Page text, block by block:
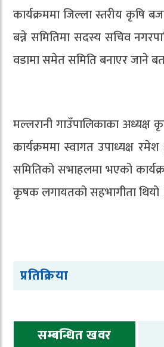
कार्यक्रममा जिल्ला स्तरीय कृषि
बन्ने समितिमा सदस्य सचिव
वडामा समेत समिति बनाएर जाने
मल्लरानी गाउँपालिकाका
कार्यक्रममा स्वागत उपाध्यक्ष
समितिको सभाहलमा भएको
कृषक लगायतको सहभागीता थियो
प्रतिक्रिया
सम्बन्धित खवर